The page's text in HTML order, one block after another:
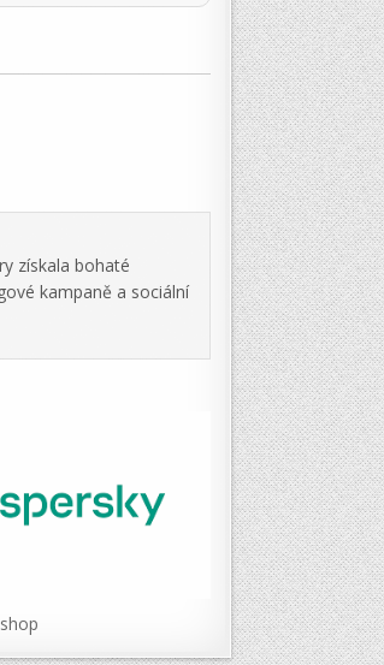
získala bohaté
kampaně a sociální